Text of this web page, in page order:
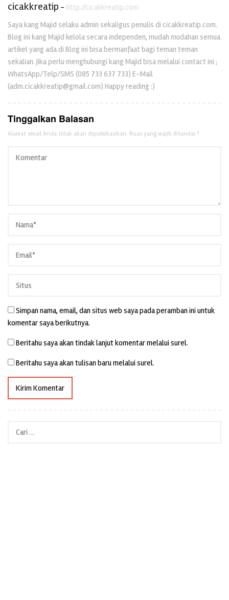
cicakkreatip - http://cicakkreatip.com
Saya kang Majid selaku admin sekaligus penulis di cicakkreatip.com.
Blog ini kang Majid kelola secara independen, mudah mudahan semua
artikel yang ada di Blog ini bisa bermanfaat bagi teman teman
sekalian. Jika perlu menghubungi kang Majid bisa melalui contact ini ;
WhatsApp/Telp/SMS (085 733 637 733) E-Mail
(adm.cicakkreatip@gmail.com) Happy reading :)
Tinggalkan Balasan
Alamat email Anda tidak akan dipublikasikan. Ruas yang wajib ditandai *
Simpan nama, email, dan situs web saya pada peramban ini untuk
komentar saya berikutnya.
Beritahu saya akan tindak lanjut komentar melalui surel.
Beritahu saya akan tulisan baru melalui surel.